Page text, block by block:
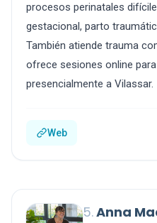
procesos perinatales
gestacional, parto
También atiende trauma
ofrece sesiones online
presencialmente a Vilassar.
Web
5.Anna